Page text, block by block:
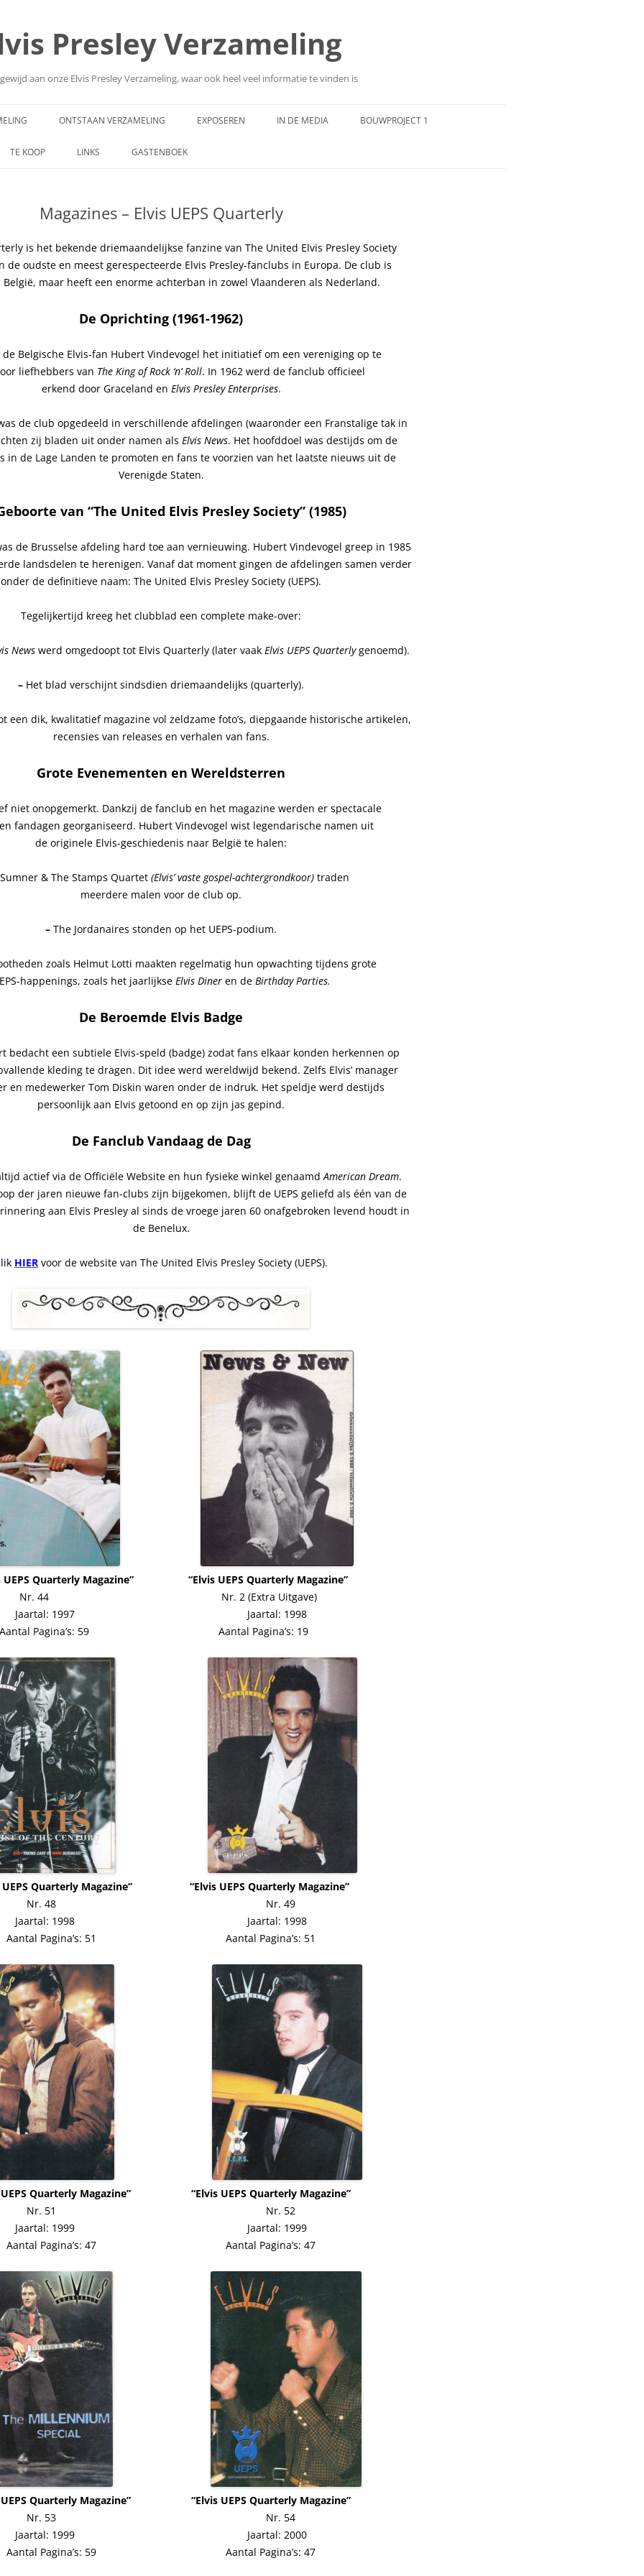
Presley Verzameling
aan onze Elvis Presley Verzameling, waar ook heel veel informatie te vinden is
to
ONTSTAAN VERZAMELING EXPOSEREN IN DE MEDIA BOUWPROJECT 1
TE KOOP LINKS GASTENBOEK
Magazines – Elvis UEPS Quarterly
is het bekende driemaandelijkse fanzine van The United Elvis Presley Society
de oudste en meest gerespecteerde Elvis Presley-fanclubs in Europa. De club is
maar heeft een enorme achterban in zowel Vlaanderen als Nederland.
De Oprichting (1961-1962)
Belgische Elvis-fan Hubert Vindevogel het initiatief om een vereniging op te
liefhebbers van The King of Rock ‘n’ Roll. In 1962werd de fanclub officieel
erkend door Graceland en Elvis Presley Enterprises.
de club opgedeeld in verschillende afdelingen (waaronder een Franstalige tak in
zij bladen uit onder namen als Elvis News. Het hoofddoel was destijds om de
in de Lage Landen te promoten en fans te voorzien van het laatste nieuws uit de
Verenigde Staten.
van “The United Elvis Presley Society” (1985)
de Brusselse afdeling hard toe aan vernieuwing. Hubert Vindevogel greep in 1985
landsdelen te herenigen. Vanaf dat moment gingen de afdelingen samen verder
onder de definitieve naam: The United Elvis Presley Society (UEPS).
Tegelijkertijd kreeg het clubblad een complete make-over:
News werd omgedoopt tot Elvis Quarterly (later vaak Elvis UEPS Quarterlygenoemd).
– Het blad verschijnt sindsdien driemaandelijks (quarterly).
een dik, kwalitatief magazine vol zeldzame foto’s, diepgaande historische artikelen,
recensies van releases en verhalen van fans.
Grote Evenementen en Wereldsterren
niet onopgemerkt. Dankzij de fanclub en het magazine werden er spectacale
fandagen georganiseerd. Hubert Vindevogel wist legendarische namen uit
de originele Elvis-geschiedenis naar België te halen:
Sumner & The Stamps Quartet (Elvis’ vaste gospel-achtergrondkoor)traden
meerdere malen voor de club op.
– The Jordanaires stonden op het UEPS-podium.
zoals Helmut Lotti maakten regelmatig hun opwachting tijdens grote
happenings, zoals het jaarlijkse Elvis Dineren de Birthday Parties.
De Beroemde Elvis Badge
bedacht een subtiele Elvis-speld (badge) zodat fans elkaar konden herkennen op
kleding te dragen. Dit idee werd wereldwijd bekend. Zelfs Elvis’ manager
en medewerker Tom Diskin waren onder de indruk. Het speldje werd destijds
persoonlijk aan Elvis getoond en op zijn jas gepind.
De Fanclub Vandaag de Dag
actief via de Officiële Websiteen hun fysieke winkel genaamdAmerican Dream.
der jaren nieuwe fan-clubs zijn bijgekomen, blijft de UEPS geliefd als één van de
aan Elvis Presley al sinds de vroege jaren 60 onafgebroken levend houdt in
de Benelux.
HIER voor de website van The United Elvis Presley Society (UEPS).
UEPS Quarterly Magazine” “Elvis UEPS Quarterly Magazine”
Nr. 44 Nr. 2 (Extra Uitgave)
Jaartal: 1997 Jaartal: 1998
Aantal Pagina’s: 59 Aantal Pagina’s: 19
UEPS Quarterly Magazine” “Elvis UEPS Quarterly Magazine”
Nr. 48 Nr. 49
Jaartal: 1998 Jaartal: 1998
Aantal Pagina’s: 51 Aantal Pagina’s: 51
UEPS Quarterly Magazine” “Elvis UEPS Quarterly Magazine”
Nr. 51 Nr. 52
Jaartal: 1999 Jaartal: 1999
Aantal Pagina’s: 47 Aantal Pagina’s: 47
UEPS Quarterly Magazine” “Elvis UEPS Quarterly Magazine”
Nr. 53 Nr. 54
Jaartal: 1999 Jaartal: 2000
Aantal Pagina’s: 59 Aantal Pagina’s: 47